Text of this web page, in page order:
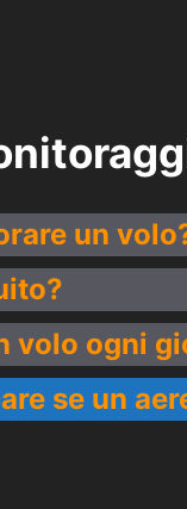
un
volo ogni
se un